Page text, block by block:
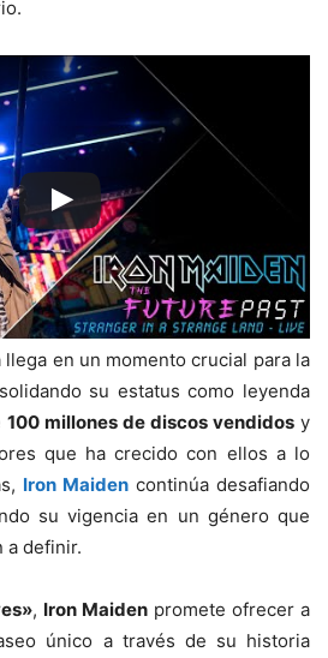
en un momento crucial para la
su estatus como leyenda
100 millones de discos vendidos y
que ha crecido con ellos a lo
Iron Maiden continúa desafiando
su vigencia en un género que
a definir.
, Iron Maiden promete ofrecer a
único a través de su historia